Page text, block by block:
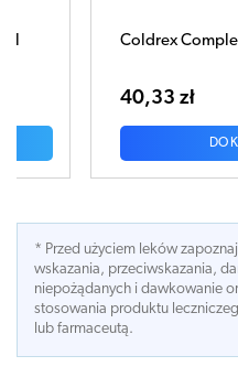
Panadol Sprint
8,59 zł
DO
* Przed użyciem leków
wskazania, przeciwskazania,
niepożądanych i dawkowanie
stosowania produktu
lub farmaceutą.